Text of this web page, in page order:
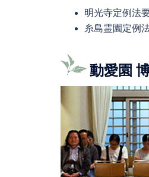
明光寺定例法
糸島霊園定例
動愛園